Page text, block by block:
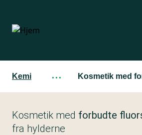
hovedindhold
Kemi ··· Kosmetik med
Kosmetik med forbudte
fra hylderne